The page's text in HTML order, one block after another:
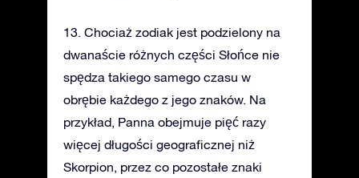
13. Chociaż zodiak jest podzielony na
dwanaście różnych części Słońce nie
spędza takiego samego czasu w
obrębie każdego z jego znaków. Na
przykład, Panna obejmuje pięć razy
więcej długości geograficznej niż
Skorpion, przez co pozostałe znaki